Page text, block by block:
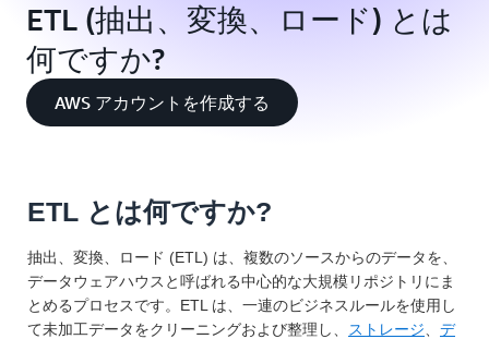
ETL (抽出、変換、ロード) とは
何ですか?
AWS アカウントを作成する
ETL とは何ですか?
抽出、変換、ロード (ETL) は、複数のソースからのデータを、
データウェアハウスと呼ばれる中心的な大規模リポジトリにま
とめるプロセスです。ETL は、一連のビジネスルールを使用し
て未加工データをクリーニングおよび整理し、
ストレージ
デ